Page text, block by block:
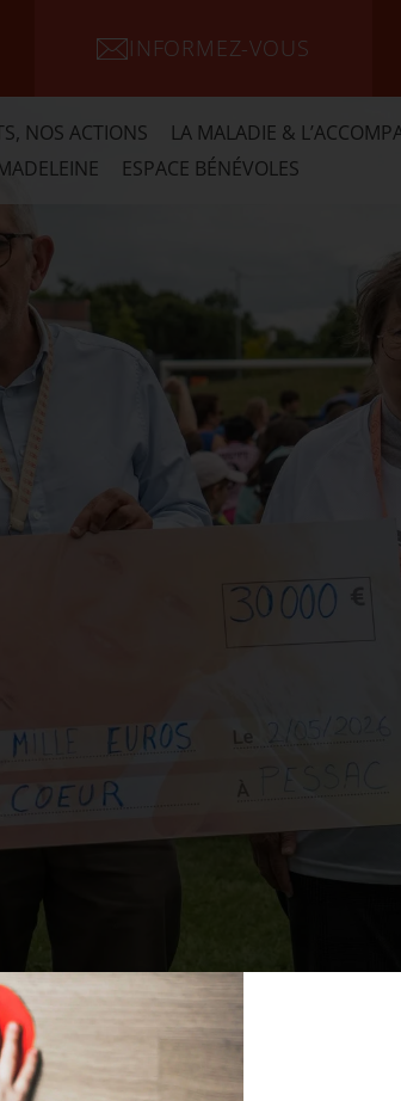
INFORMEZ-VOUS
NOS ACTIONS LA MALADIE &
ESPACE BÉNÉVOLES